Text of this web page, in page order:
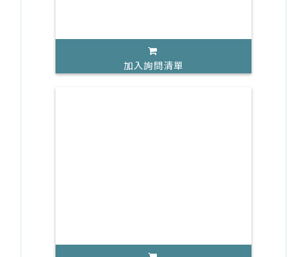
加入詢問清單